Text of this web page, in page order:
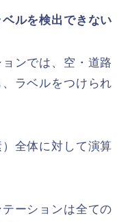
ルを検出できない
ンでは、空・道路
ラベルをつけられ
全体に対して演算
ーションは全ての